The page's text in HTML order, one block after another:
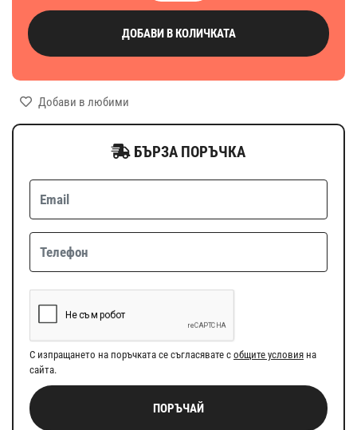
ДОБАВИ В КОЛИЧКАТА
Добави в любими
БЪРЗА ПОРЪЧКА
С изпращането на поръчката се съгласявате с общите условия на
сайта.
ПОРЪЧАЙ